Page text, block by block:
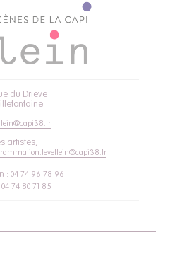
du Drieve
artistes,
: 04 74 96 78 96
04 74 80 71 85